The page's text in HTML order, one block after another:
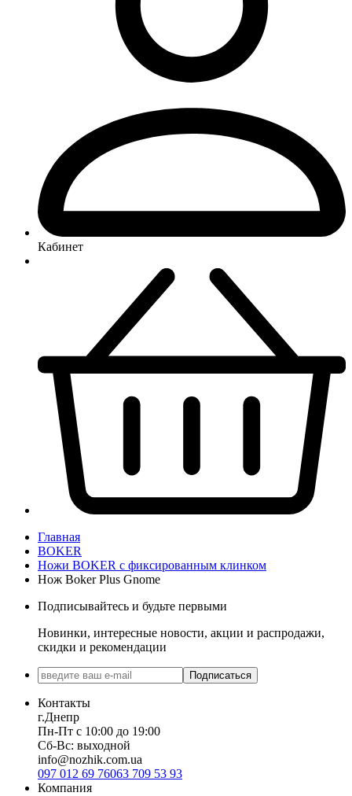
Кабинет
Главная
BOKER
Ножи BOKER с фиксированным клинком
Нож Boker Plus Gnome
Подписывайтесь и будьте первыми
Новинки, интересные новости, акции и распродажи,
скидки и рекомендации
Подписаться
Контакты
г.Днепр
Пн-Пт с 10:00 до 19:00
Сб-Вс: выходной
info@nozhik.com.ua
097 012 69 76063 709 53 93
Компания